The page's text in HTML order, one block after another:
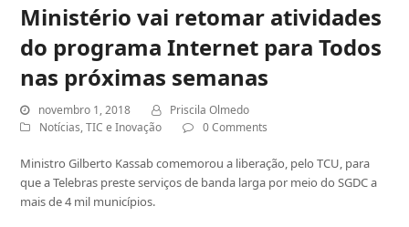
Ministério vai retomar atividades
do programa Internet para Todos
nas próximas semanas
novembro 1, 2018
Priscila Olmedo
Notícias,TIC e Inovação 0 Comments
Ministro Gilberto Kassab comemorou a liberação, pelo TCU, para
que a Telebras preste serviços de banda larga por meio do SGDC a
mais de 4 mil municípios.